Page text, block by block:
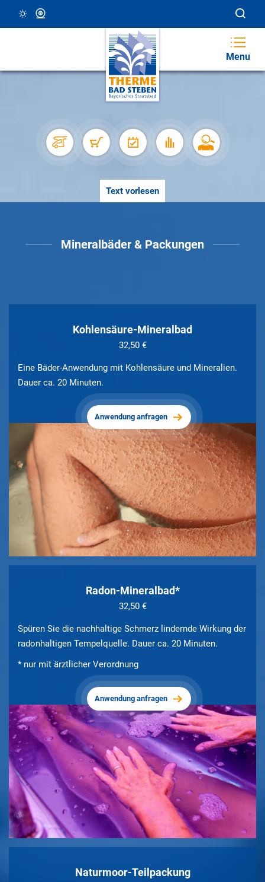
17 °C, Klar/Sonnig
Menu
Text vorlesen
Mineralbäder & Packungen
Kohlensäure-Mineralbad
32,50 €
Eine Bäder-Anwendung mit Kohlensäure und Mineralien.
Dauer ca. 20 Minuten.
Anwendung anfragen
Radon-Mineralbad*
32,50 €
Spüren Sie die nachhaltige Schmerz lindernde Wirkung der
radonhaltigen Tempelquelle. Dauer ca. 20 Minuten.
* nur mit ärztlicher Verordnung
Anwendung anfragen
Naturmoor-Teilpackung